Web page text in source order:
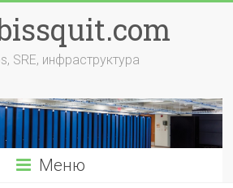
SRE, инфраструктура
Меню